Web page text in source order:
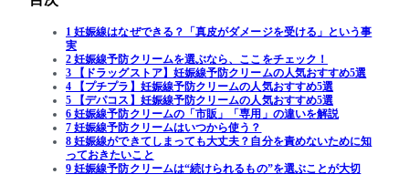
1 妊娠線はなぜできる？「真皮がダメージを受ける」という事
実
2 妊娠線予防クリームを選ぶなら、ここをチェック！
3 【ドラッグストア】妊娠線予防クリームの人気おすすめ5選
4 【プチプラ】妊娠線予防クリームの人気おすすめ5選
5 【デパコス】妊娠線予防クリームの人気おすすめ5選
6 妊娠線予防クリームの「市販」「専用」の違いを解説
7 妊娠線予防クリームはいつから使う？
8 妊娠線ができてしまっても大丈夫？自分を責めないために知
っておきたいこと
9 妊娠線予防クリームは“続けられるもの”を選ぶことが大切